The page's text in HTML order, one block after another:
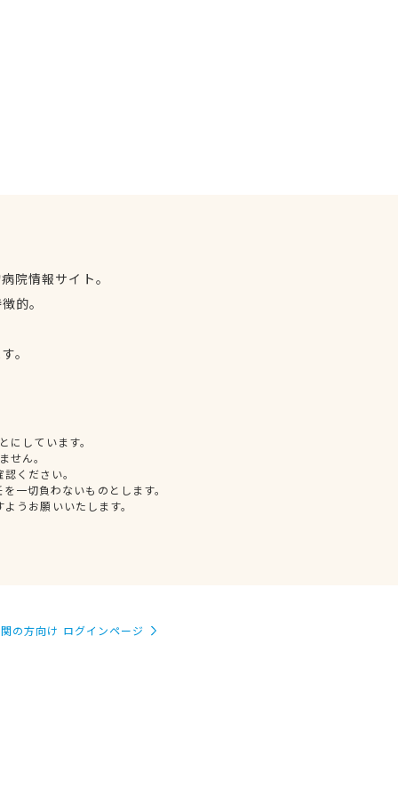
院情報サイト。
的。
。
しています。
せん。
ください。
一切負わないものとします。
うお願いいたします。
の方向け ログインページ